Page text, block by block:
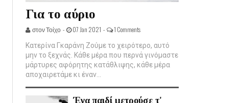
Για το αύριο
στον Τοίχο - 07 Jan 2021 - 1 Comments
Κατερίνα Γκαράνη Ζούμε το χειρότερο, αυτό
μην το ξεχνάς. Κάθε μέρα που περνά γινόμαστε
μάρτυρες αφόρητης κατάθλιψης, κάθε μέρα
αποχαιρετάμε κι έναν...
Ένα παιδί μετρούσε τ'